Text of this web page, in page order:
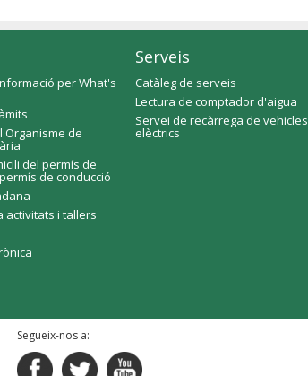
per What's
de
del permís de
de conducció
activitats i tallers
Serveis
Catàleg de serveis
Lectura de comptador d'aigua
Servei de recàrrega de vehicles
elèctrics
Segueix-nos a: